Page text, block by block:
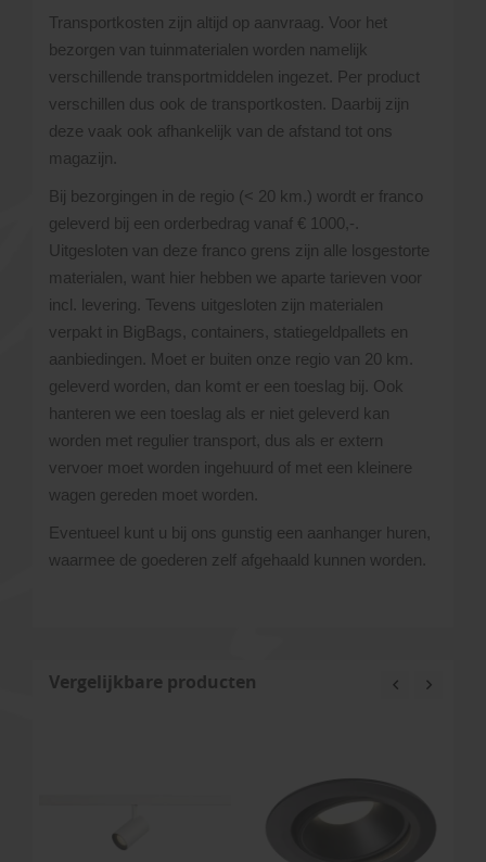
Transportkosten zijn altijd op aanvraag. Voor het
bezorgen van tuinmaterialen worden namelijk
verschillende transportmiddelen ingezet. Per product
verschillen dus ook de transportkosten. Daarbij zijn
deze vaak ook afhankelijk van de afstand tot ons
magazijn.
Bij bezorgingen in de regio (< 20 km.) wordt er franco
geleverd bij een orderbedrag vanaf € 1000,-.
Uitgesloten van deze franco grens zijn alle losgestorte
materialen, want hier hebben we aparte tarieven voor
incl. levering. Tevens uitgesloten zijn materialen
verpakt in BigBags, containers, statiegeldpallets en
aanbiedingen. Moet er buiten onze regio van 20 km.
geleverd worden, dan komt er een toeslag bij. Ook
hanteren we een toeslag als er niet geleverd kan
worden met regulier transport, dus als er extern
vervoer moet worden ingehuurd of met een kleinere
wagen gereden moet worden.
Eventueel kunt u bij ons gunstig een aanhanger huren,
waarmee de goederen zelf afgehaald kunnen worden.
Vergelijkbare producten